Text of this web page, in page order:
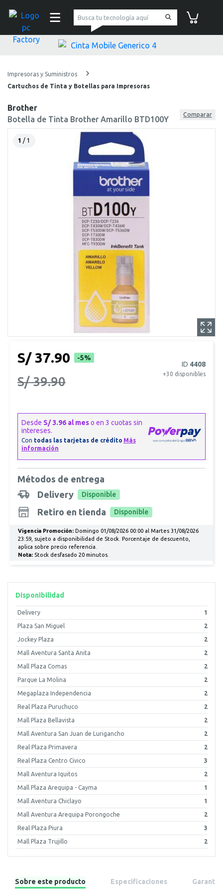
pc Factory
Impresoras y Suministros
Cartuchos de Tinta y Botellas para Impresoras
Brother
Botella de Tinta Brother Amarillo BTD100Y
Comparar
1 / 1
Disponibilidad
Delivery 1
Plaza San Miguel 2
Jockey Plaza 2
Mall Aventura Santa Anita 2
Mall Plaza Comas 2
Parque La Molina 2
Megaplaza Independencia 2
Real Plaza Puruchuco 2
Mall Plaza Bellavista 2
Mall Aventura San Juan de Lurigancho 2
Real Plaza Primavera 2
Real Plaza Centro Civico 3
Mall Aventura Iquitos 2
Mall Plaza Arequipa - Cayma 1
Mall Aventura Chiclayo 1
Mall Aventura Arequipa Porongoche 2
Real Plaza Piura 3
Mall Plaza Trujillo 2
S/ 37.90 -5%
S/ 39.90
ID 4408
+30 disponibles
Métodos de entrega
Delivery
Disponible
Retiro en tienda Disponible
Vigencia Promoción:Domingo 01/08/2026 00:00 al Martes 31/08/2026
23:59, sujeto a disponibilidad de Stock. Porcentaje de descuento,
aplica sobre precio referencia.
Nota:Stock desfasado 20 minutos.
Sobre este producto Especificaciones Garantía